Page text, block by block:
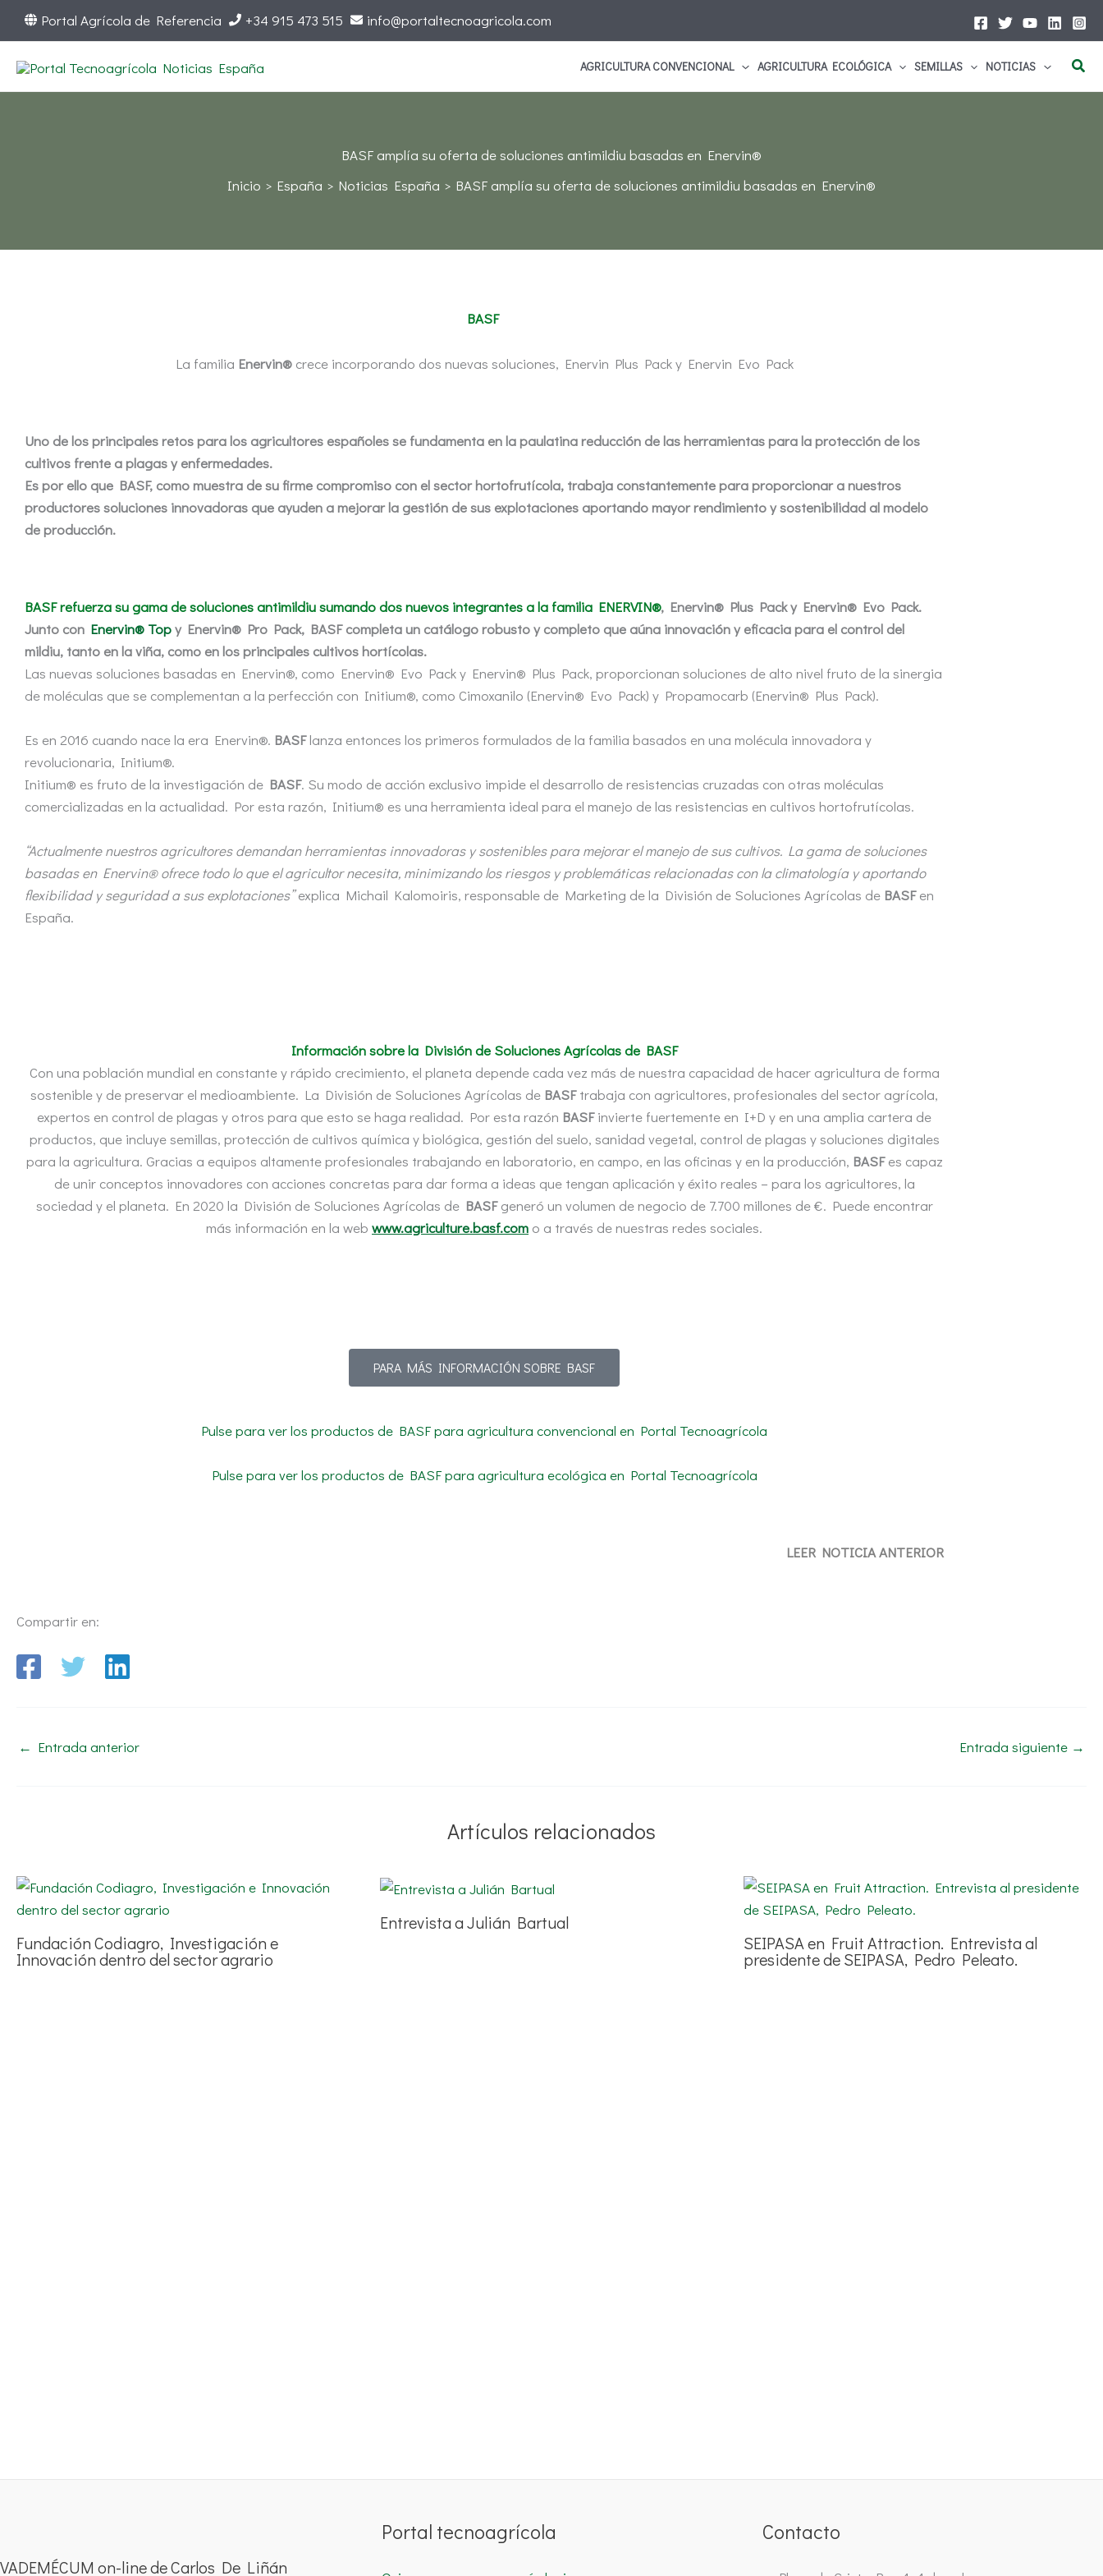
Portal Agrícola de Referencia +34 915 473 515 info@portaltecnoagricola.com
AGRICULTURA CONVENCIONAL AGRICULTURA ECOLÓGICA SEMILLAS NOTICIAS
BASF amplía su oferta de soluciones antimildiu basadas en Enervin®
Inicio
España Noticias España BASF amplía su oferta de soluciones antimildiu basadas en Enervin®
BASF
La familia Enervin®crece incorporando dos nuevas soluciones, Enervin Plus Pack y Enervin Evo Pack
Uno de los principales retos para los agricultores españoles se fundamenta en la paulatina reducción de las herramientas para la protección de los
cultivos frente a plagas y enfermedades.
Es por ello que BASF, como muestra de su firme compromiso con el sector hortofrutícola, trabaja constantemente para proporcionar a nuestros
productores soluciones innovadoras que ayuden a mejorar la gestión de sus explotaciones aportando mayor rendimiento y sostenibilidad al modelo
de producción.
BASF refuerza su gama de soluciones antimildiu sumando dos nuevos integrantes a la familia ENERVIN®, Enervin® Plus Pack y Enervin® Evo Pack.
Junto con Enervin® Topy Enervin® Pro Pack, BASF completa un catálogo robusto y completo que aúna innovación y eficacia para el control del
mildiu, tanto en la viña, como en los principales cultivos hortícolas.
Las nuevas soluciones basadas en Enervin®, como Enervin® Evo Pack y Enervin® Plus Pack, proporcionan soluciones de alto nivel fruto de la sinergia
de moléculas que se complementan a la perfección con Initium®, como Cimoxanilo (Enervin® Evo Pack) y Propamocarb (Enervin® Plus Pack).
Es en 2016 cuando nace la era Enervin®. BASFlanza entonces los primeros formulados de la familia basados en una molécula innovadora y
revolucionaria, Initium®.
Initium® es fruto de la investigación de BASF. Su modo de acción exclusivo impide el desarrollo de resistencias cruzadas con otras moléculas
comercializadas en la actualidad. Por esta razón, Initium® es una herramienta ideal para el manejo de las resistencias en cultivos hortofrutícolas.
“Actualmente nuestros agricultores demandan herramientas innovadoras y sostenibles para mejorar el manejo de sus cultivos. La gama de soluciones
basadas en Enervin® ofrece todo lo que el agricultor necesita, minimizando los riesgos y problemáticas relacionadas con la climatología y aportando
flexibilidad y seguridad a sus explotaciones”explica Michail Kalomoiris, responsable de Marketing de la División de Soluciones Agrícolas de BASFen
España.
Información sobre la División de Soluciones Agrícolas de BASF
Con una población mundial en constante y rápido crecimiento, el planeta depende cada vez más de nuestra capacidad de hacer agricultura de forma
sostenible y de preservar el medioambiente. La División de Soluciones Agrícolas de BASFtrabaja con agricultores, profesionales del sector agrícola,
expertos en control de plagas y otros para que esto se haga realidad. Por esta razón BASFinvierte fuertemente en I+D y en una amplia cartera de
productos, que incluye semillas, protección de cultivos química y biológica, gestión del suelo, sanidad vegetal, control de plagas y soluciones digitales
para la agricultura. Gracias a equipos altamente profesionales trabajando en laboratorio, en campo, en las oficinas y en la producción, BASFes capaz
de unir conceptos innovadores con acciones concretas para dar forma a ideas que tengan aplicación y éxito reales – para los agricultores, la
sociedad y el planeta. En 2020 la División de Soluciones Agrícolas deBASFgeneró un volumen de negocio de 7.700 millones de €. Puede encontrar
más información en la web www.agriculture.basf.com o a través de nuestras redes sociales.
PARA MÁS INFORMACIÓN SOBRE BASF
Pulse para ver los productos de BASF para agricultura convencional en Portal Tecnoagrícola
Pulse para ver los productos de BASF para agricultura ecológica en Portal Tecnoagrícola
LEER NOTICIA ANTERIOR
Compartir en:
← Entrada anterior Entrada siguiente →
Artículos relacionados
Fundación Codiagro, Investigación e
Innovación dentro del sector agrario
Entrevista a Julián Bartual
SEIPASA en Fruit Attraction. Entrevista al
presidente de SEIPASA, Pedro Peleato.
VADEMÉCUM on-line de Carlos De Liñán
Portal tecnoagrícola Contacto